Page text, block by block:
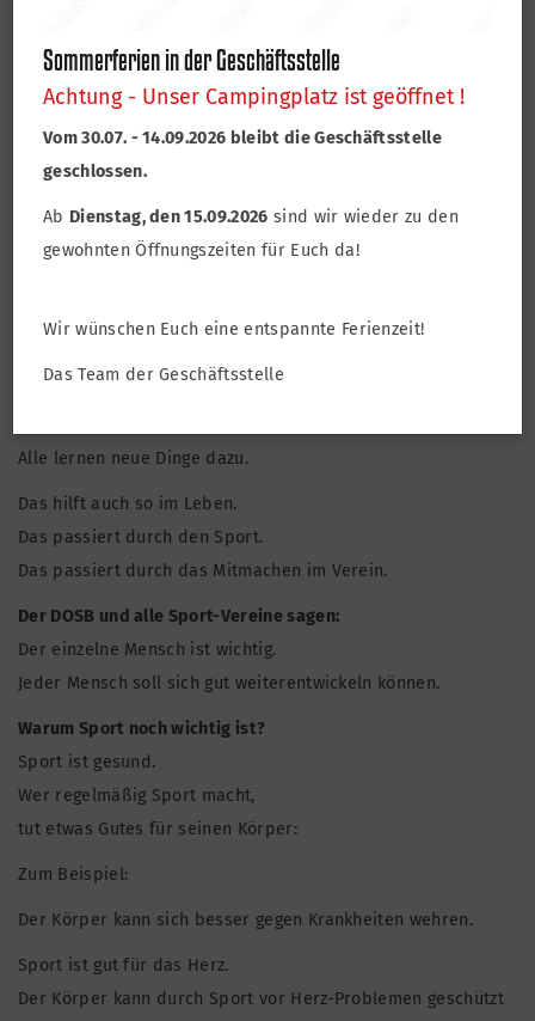
Sport ist mehr als Bewegung.
Kinder und Jugendliche lernen zum Beispiel gutes
Alle lernen neue Dinge dazu.
Das hilft auch so im Leben.
Das passiert durch den Sport.
Das passiert durch das Mitmachen im Verein.
Der DOSB und alle Sport-Vereine sagen:
Der einzelne Mensch ist wichtig.
Jeder Mensch soll sich gut weiterentwickeln können.
Warum Sport noch wichtig ist?
Sport ist gesund.
Wer regelmäßig Sport macht,
tut etwas Gutes für seinen Körper:
Zum Beispiel:
Der Körper kann sich besser gegen Krankheiten wehren.
Sport ist gut für das Herz.
Der Körper kann durch Sport vor Herz-Problemen geschützt
Sommerferien in der Geschäftsstelle
Achtung - Unser Campingplatz ist geöffnet !
Vom 30.07. - 14.09.2026 bleibt die Geschäftsstelle
geschlossen.
Ab Dienstag, den 15.09.2026 sind wir wieder zu den
gewohnten Öffnungszeiten für Euch da!
Wir wünschen Euch eine entspannte Ferienzeit!
Das Team der Geschäftsstelle